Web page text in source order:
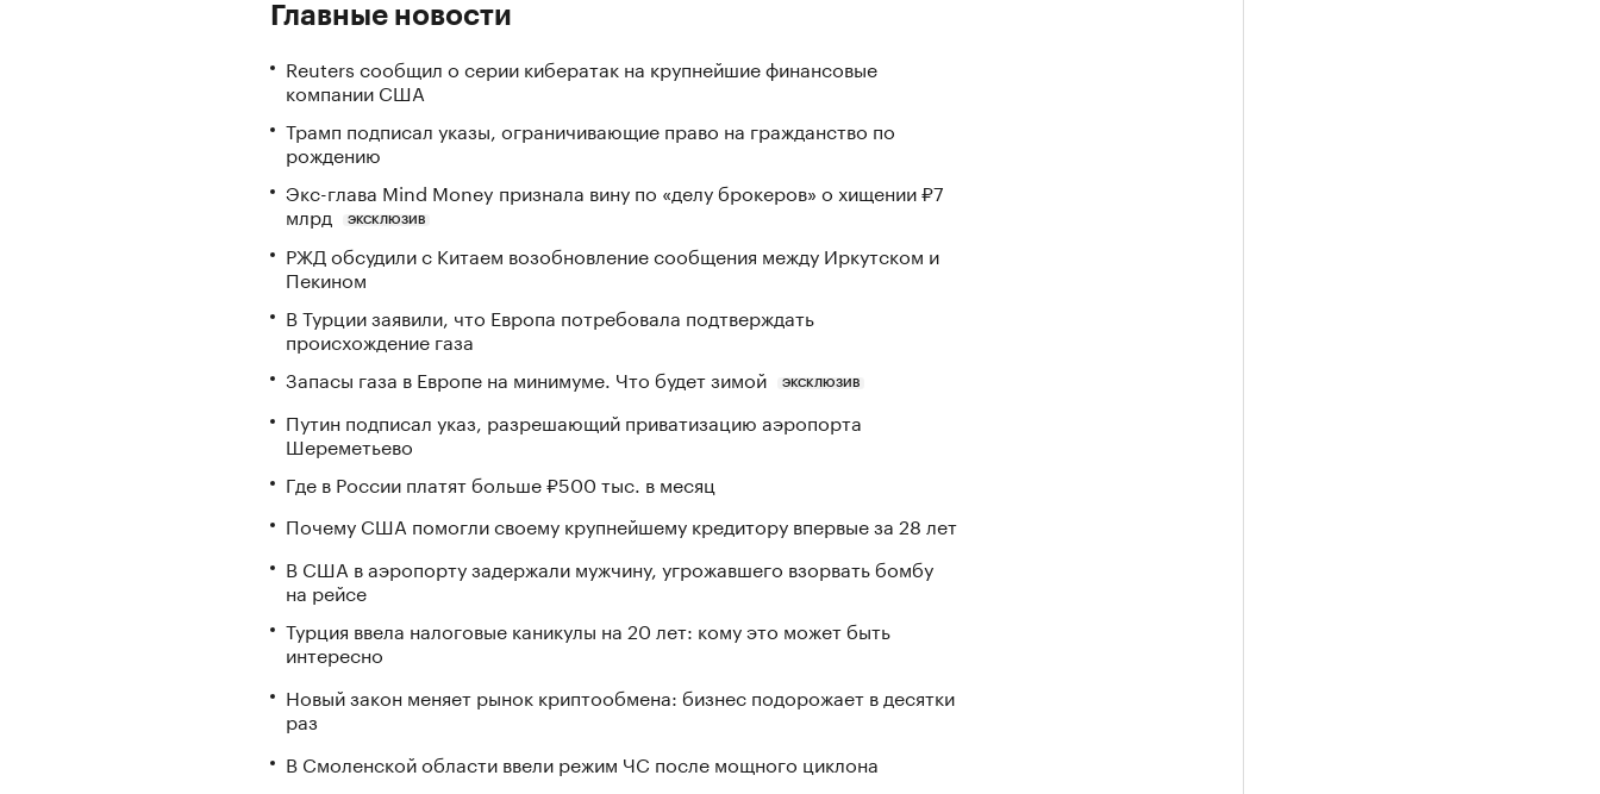
Главные новости
Reuters сообщил о серии кибератак на крупнейшие финансовые
компании США
Трамп подписал указы, ограничивающие право на гражданство по
рождению
Экс-глава Mind Money признала вину по «делу брокеров» о хищении ₽7
млрд
ЭКСКЛЮЗИВ
РЖД обсудили с Китаем возобновление сообщения между Иркутском и
Пекином
В Турции заявили, что Европа потребовала подтверждать
происхождение газа
Запасы газа в Европе на минимуме. Что будет зимой
ЭКСКЛЮЗИВ
Путин подписал указ, разрешающий приватизацию аэропорта
Шереметьево
Где в России платят больше ₽500 тыс. в месяц
Почему США помогли своему крупнейшему кредитору впервые за 28 лет
В США в аэропорту задержали мужчину, угрожавшего взорвать бомбу
на рейсе
Турция ввела налоговые каникулы на 20 лет: кому это может быть
интересно
Новый закон меняет рынок криптообмена: бизнес подорожает в десятки
раз
В Смоленской области ввели режим ЧС после мощного циклона